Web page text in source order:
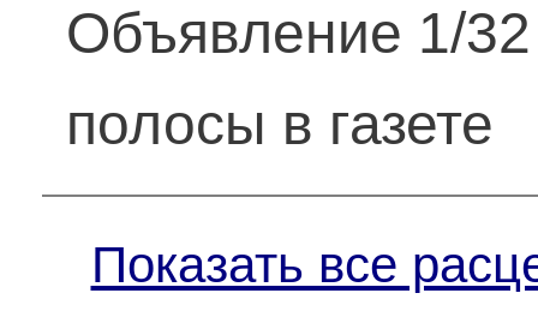
Объявление 1/32
полосы в газете
Показать все